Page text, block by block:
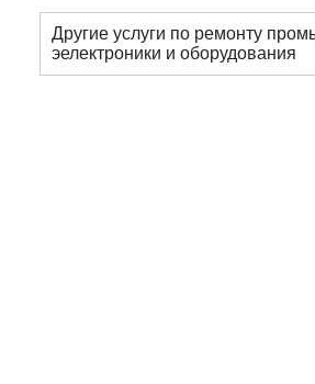
Другие услуги по ремонту
эелектроники и оборудования